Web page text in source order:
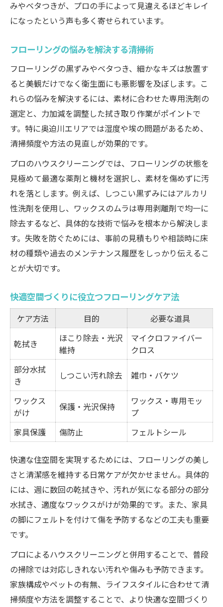
みやベタつきが、プロの手によって見違えるほどキレイ
になったという声も多く寄せられています。
フローリングの悩みを解決する清掃術
フローリングの黒ずみやベタつき、細かなキズは放置す
ると美観だけでなく衛生面にも悪影響を及ぼします。こ
れらの悩みを解決するには、素材に合わせた専用洗剤の
選定と、力加減を調整した拭き取り作業がポイントで
す。特に奥迫川エリアでは湿度や埃の問題があるため、
清掃頻度や方法の見直しが効果的です。
プロのハウスクリーニングでは、フローリングの状態を
見極めて最適な薬剤と機材を選択し、素材を傷めずに汚
れを落とします。例えば、しつこい黒ずみにはアルカリ
性洗剤を使用し、ワックスのムラは専用剥離剤で均一に
除去するなど、具体的な技術で悩みを根本から解決しま
す。失敗を防ぐためには、事前の見積もりや相談時に床
材の種類や過去のメンテナンス履歴をしっかり伝えるこ
とが大切です。
快適空間づくりに役立つフローリングケア法
ケア方法 目的 必要な道具
乾拭き
ほこり除去・光沢
維持
マイクロファイバー
クロス
部分水拭
き
しつこい汚れ除去 雑巾・バケツ
ワックス
がけ
保護・光沢保持
ワックス・専用モッ
プ
家具保護
傷防止 フェルトシール
快適な住空間を実現するためには、フローリングの美し
さと清潔感を維持する日常ケアが欠かせません。具体的
には、週に数回の乾拭きや、汚れが気になる部分の部分
水拭き、適度なワックスがけが効果的です。また、家具
の脚にフェルトを付けて傷を予防するなどの工夫も重要
です。
プロによるハウスクリーニングと併用することで、普段
の掃除では対応しきれない汚れや傷みも予防できます。
家族構成やペットの有無、ライフスタイルに合わせて清
掃頻度や方法を調整することで、より快適な空間づくり